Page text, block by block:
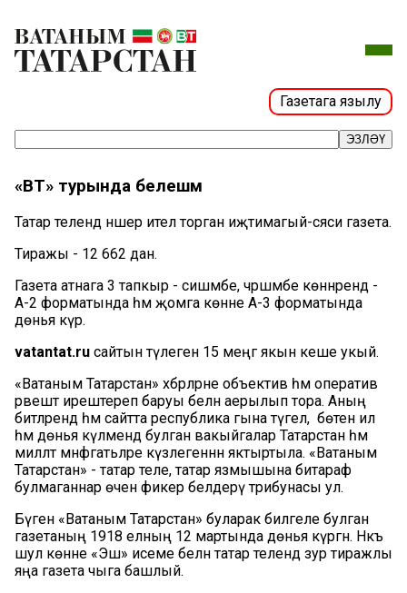
Газетага язылу
ЭЗЛӘҮ
«ВТ» турында белешмә
Татар телендә нәшер ителә торган иҗтимагый-сәяси газета.
Тиражы - 12 662 данә.
Газета атнага 3 тапкыр - сишәмбе, чәршәмбе көннәрендә -
А-2 форматында һәм җомга көнне А-3 форматында
дөнья күрә.
vatantat.ru сайтын тәүлегенә 15 меңгә якын кеше укый.
«Ватаным Татарстан» хәбәрләрне объектив һәм оператив
рәвештә ирештереп баруы белән аерылып тора. Аның
битләрендә һәм сайтта республика гына түгел, ә бөтен ил
һәм дөнья күләмендә булган вакыйгалар Татарстан һәм
милләт мәнфәгатьләре күзлегеннән яктыртыла. «Ватаным
Татарстан» - татар теле, татар язмышына битараф
булмаганнар өчен фикер белдерү трибунасы ул.
Бүген «Ватаным Татарстан» буларак билгеле булган
газетаның 1918 елның 12 мартында дөнья күргән. Нәкъ
шул көнне «Эш» исеме белән татар телендә зур тиражлы
яңа газета чыга башлый.